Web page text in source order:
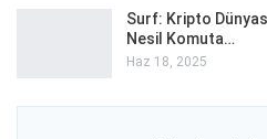
Surf: Kripto
Nesil Komuta…
Haz 18, 2025